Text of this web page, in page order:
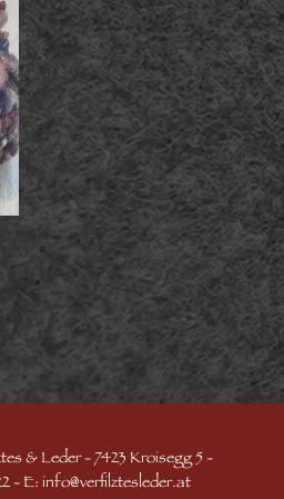
& Leder - 7423 Kroisegg 5 -
- E: info@verfilztesleder.at